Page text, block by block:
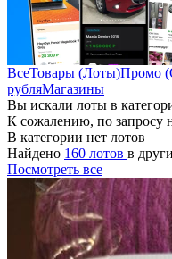
ВсеТовары (Лоты)Промо
рубляМагазины
Вы искали лоты в
К сожалению, по запросу
В категории нет лотов
Найдено 160 лотов в
Посмотреть все